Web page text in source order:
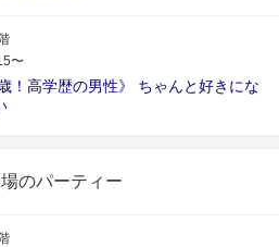
〜
！高学歴の男性》 ちゃんと好きにな
のパーティー